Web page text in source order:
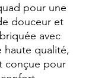
pour une
douceur et
avec
haute qualité,
conçue pour